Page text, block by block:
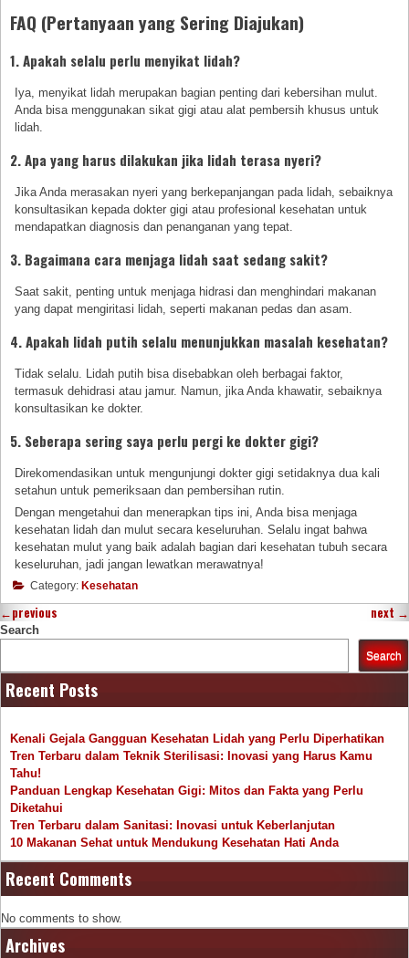
FAQ (Pertanyaan yang Sering Diajukan)
1. Apakah selalu perlu menyikat lidah?
Iya, menyikat lidah merupakan bagian penting dari kebersihan mulut.
Anda bisa menggunakan sikat gigi atau alat pembersih khusus untuk
lidah.
2. Apa yang harus dilakukan jika lidah terasa nyeri?
Jika Anda merasakan nyeri yang berkepanjangan pada lidah, sebaiknya
konsultasikan kepada dokter gigi atau profesional kesehatan untuk
mendapatkan diagnosis dan penanganan yang tepat.
3. Bagaimana cara menjaga lidah saat sedang sakit?
Saat sakit, penting untuk menjaga hidrasi dan menghindari makanan
yang dapat mengiritasi lidah, seperti makanan pedas dan asam.
4. Apakah lidah putih selalu menunjukkan masalah kesehatan?
Tidak selalu. Lidah putih bisa disebabkan oleh berbagai faktor,
termasuk dehidrasi atau jamur. Namun, jika Anda khawatir, sebaiknya
konsultasikan ke dokter.
5. Seberapa sering saya perlu pergi ke dokter gigi?
Direkomendasikan untuk mengunjungi dokter gigi setidaknya dua kali
setahun untuk pemeriksaan dan pembersihan rutin.
Dengan mengetahui dan menerapkan tips ini, Anda bisa menjaga
kesehatan lidah dan mulut secara keseluruhan. Selalu ingat bahwa
kesehatan mulut yang baik adalah bagian dari kesehatan tubuh secara
keseluruhan, jadi jangan lewatkan merawatnya!
Category: Kesehatan
←previous next →
Search
Search
Recent Posts
Kenali Gejala Gangguan Kesehatan Lidah yang Perlu Diperhatikan
Tren Terbaru dalam Teknik Sterilisasi: Inovasi yang Harus Kamu
Tahu!
Panduan Lengkap Kesehatan Gigi: Mitos dan Fakta yang Perlu
Diketahui
Tren Terbaru dalam Sanitasi: Inovasi untuk Keberlanjutan
10 Makanan Sehat untuk Mendukung Kesehatan Hati Anda
Recent Comments
No comments to show.
Archives